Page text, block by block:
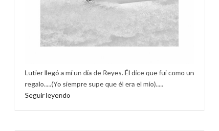
Lutier llegó a mí un día de Reyes. Él dice que fui como un
regalo.....(Yo siempre supe que él era el mío).....
Seguir leyendo